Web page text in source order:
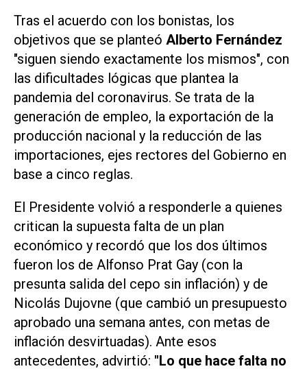
Tras el acuerdo con los bonistas, los
objetivos que se planteó Alberto Fernández
"siguen siendo exactamente los mismos", con
las dificultades lógicas que plantea la
pandemia del coronavirus. Se trata de la
generación de empleo, la exportación de la
producción nacional y la reducción de las
importaciones, ejes rectores del Gobierno en
base a cinco reglas.
El Presidente volvió a responderle a quienes
critican la supuesta falta de un plan
económico y recordó que los dos últimos
fueron los de Alfonso Prat Gay (con la
presunta salida del cepo sin inflación) y de
Nicolás Dujovne (que cambió un presupuesto
aprobado una semana antes, con metas de
inflación desvirtuadas). Ante esos
antecedentes, advirtió: "Lo que hace falta no